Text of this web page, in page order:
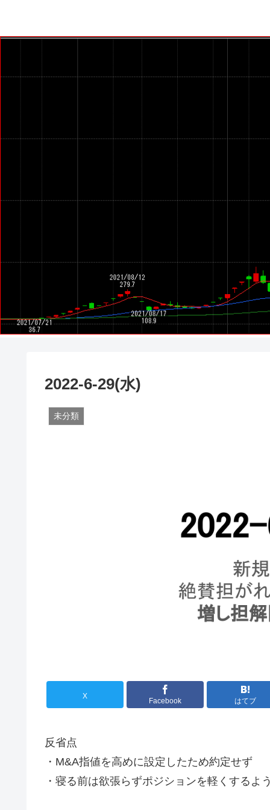
2022-6-29(水)
未分類
X
Facebook はてブ
反省点
・M&A指値を高めに設定したため約定せず
・寝る前は欲張らずポジションを軽くするよ